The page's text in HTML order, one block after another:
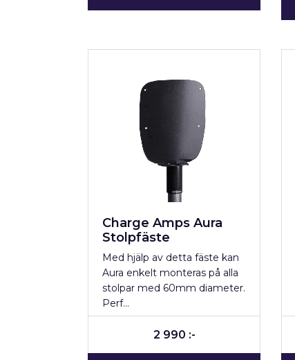
Charge Amps Aura
Stolpfäste
Med hjälp av detta fäste kan
Aura enkelt monteras på alla
stolpar med 60mm diameter.
Perf…
2 990 :-